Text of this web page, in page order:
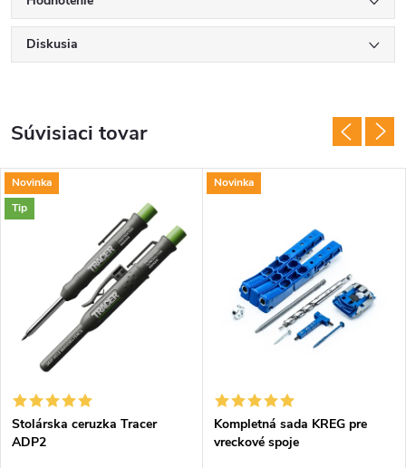
Diskusia
Súvisiaci tovar
Novinka
Tip
Stolárska ceruzka Tracer
ADP2
Novinka
Kompletná sada KREG pre
vreckové spoje